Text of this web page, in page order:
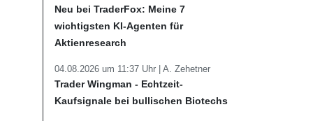
Neu bei TraderFox: Meine 7
wichtigsten KI-Agenten für
Aktienresearch
04.08.2026 um 11:37 Uhr | A. Zehetner
Trader Wingman - Echtzeit-
Kaufsignale bei bullischen Biotechs